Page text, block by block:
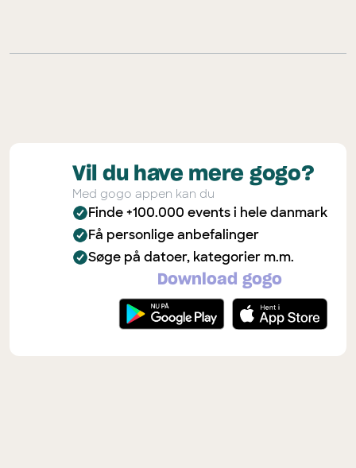
Vil du have mere gogo?
Med gogo appen kan du
Finde +100.000 events i hele danmark
Få personlige anbefalinger
Søge på datoer, kategorier m.m.
Download gogo